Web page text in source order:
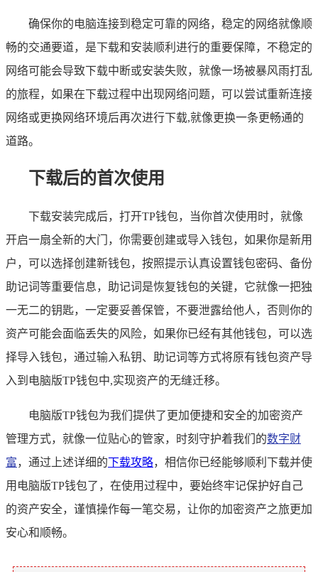
确保你的电脑连接到稳定可靠的网络，稳定的网络就像顺
畅的交通要道，是下载和安装顺利进行的重要保障，不稳定的
网络可能会导致下载中断或安装失败，就像一场被暴风雨打乱
的旅程，如果在下载过程中出现网络问题，可以尝试重新连接
网络或更换网络环境后再次进行下载,就像更换一条更畅通的
道路。
下载后的首次使用
下载安装完成后，打开TP钱包，当你首次使用时，就像
开启一扇全新的大门，你需要创建或导入钱包，如果你是新用
户，可以选择创建新钱包，按照提示认真设置钱包密码、备份
助记词等重要信息，助记词是恢复钱包的关键，它就像一把独
一无二的钥匙，一定要妥善保管，不要泄露给他人，否则你的
资产可能会面临丢失的风险，如果你已经有其他钱包，可以选
择导入钱包，通过输入私钥、助记词等方式将原有钱包资产导
入到电脑版TP钱包中,实现资产的无缝迁移。
电脑版TP钱包为我们提供了更加便捷和安全的加密资产
管理方式，就像一位贴心的管家，时刻守护着我们的数字财
富，通过上述详细的下载攻略，相信你已经能够顺利下载并使
用电脑版TP钱包了，在使用过程中，要始终牢记保护好自己
的资产安全，谨慎操作每一笔交易，让你的加密资产之旅更加
安心和顺畅。